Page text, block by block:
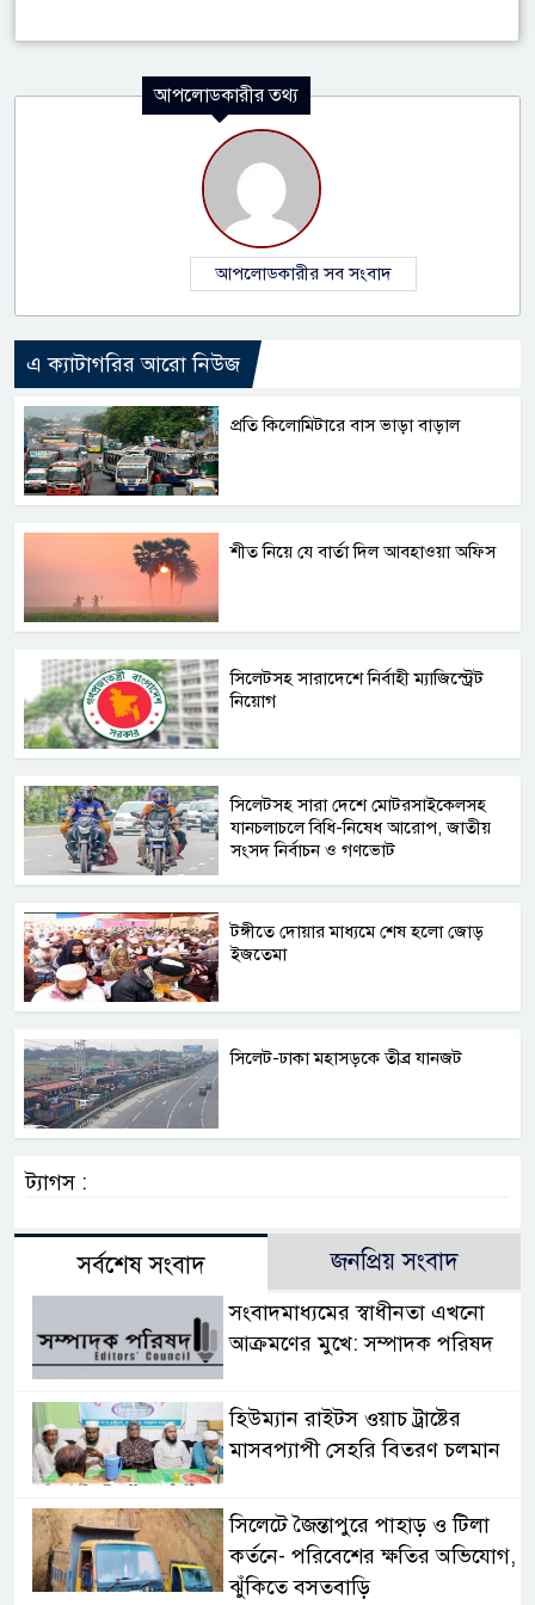
আপলোডকারীর তথ্য
আপলোডকারীর সব সংবাদ
এ ক্যাটাগরির আরো নিউজ
প্রতি কিলোমিটারে বাস ভাড়া বাড়াল
শীত নিয়ে যে বার্তা দিল আবহাওয়া অফিস
সিলেটসহ সারাদেশে নির্বাহী ম্যাজিস্ট্রেট
নিয়োগ
সিলেটসহ সারা দেশে মোটরসাইকেলসহ
যানচলাচলে বিধি-নিষেধ আরোপ, জাতীয়
সংসদ নির্বাচন ও গণভোট
টঙ্গীতে দোয়ার মাধ্যমে শেষ হলো জোড়
ইজতেমা
সিলেট-ঢাকা মহাসড়কে তীব্র যানজট
ট্যাগস :
সর্বশেষ সংবাদ জনপ্রিয় সংবাদ
সংবাদমাধ্যমের স্বাধীনতা এখনো
আক্রমণের মুখে: সম্পাদক পরিষদ
হিউম্যান রাইটস ওয়াচ ট্রাষ্টের
মাসবপ্যাপী সেহরি বিতরণ চলমান
সিলেটে জৈন্তাপুরে পাহাড় ও টিলা
কর্তনে- পরিবেশের ক্ষতির অভিযোগ,
ঝুঁকিতে বসতবাড়ি